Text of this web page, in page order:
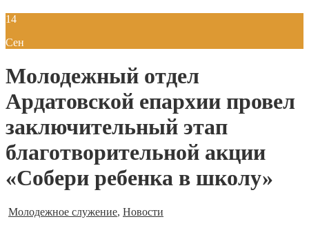
14
Сен
Молодежный отдел
Ардатовской епархии провел
заключительный этап
благотворительной акции
«Собери ребенка в школу»
Молодежное служение, Новости